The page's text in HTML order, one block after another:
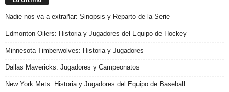
Nadie nos va a extrañar: Sinopsis y Reparto de la Serie
Edmonton Oilers: Historia y Jugadores del Equipo de Hockey
Minnesota Timberwolves: Historia y Jugadores
Dallas Mavericks: Jugadores y Campeonatos
New York Mets: Historia y Jugadores del Equipo de Baseball